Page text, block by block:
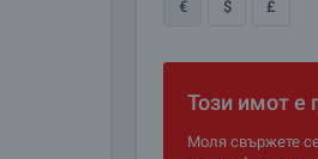
€ $ £
Този имот е
Моля свържете